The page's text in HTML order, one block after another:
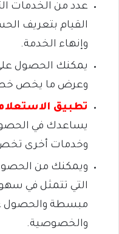
عدد من الخدمات
القيام بتعريف
وإنهاء الخدمة.
يمكنك الحصول
وعرض ما يخص
تطبيق
يساعدك في
وخدمات أخرى تخص
ويمكنك من الحصول
التي تتمثل في
مبسطة والحصول
والخصوصية.